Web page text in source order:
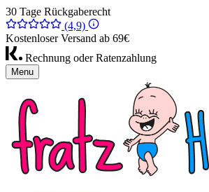
30 Tage Rückgaberecht
(4,9)
Kostenloser Versand ab 69€
Rechnung oder Ratenzahlung
Menu